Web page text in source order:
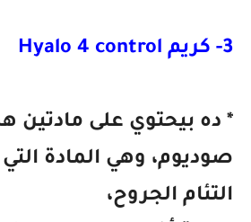
3- كريم Hyalo 4 control
* ده بيحتوي على مادتين
صوديوم، وهي المادة
التئام الجروح،